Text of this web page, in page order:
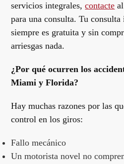
servicios integrales,contacte
para una consulta. Tu
siempre es gratuita y sin
arriesgas nada.
¿Por qué ocurren los
Miami y Florida?
Hay muchas razones por las
control en los giros:
Fallo mecánico
Un motorista novel no